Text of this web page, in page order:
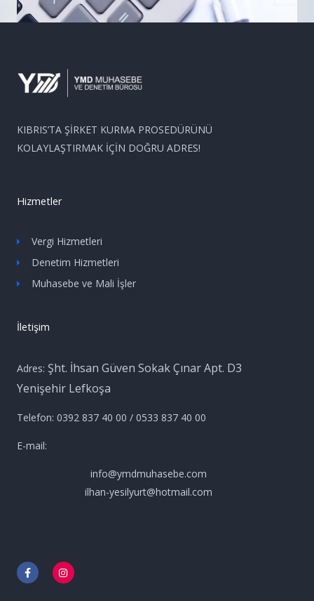
KIBRIS’TA ŞİRKET KURMA PROSEDÜRÜNÜ
KOLAYLAŞTIRMAK İÇİN DOĞRU ADRES!
Hizmetler
Vergi Hizmetleri
Denetim Hizmetleri
Muhasebe ve Mali İşler
İletişim
Adres: Şht. İhsan Güven Sokak Çınar Apt. D3
Yenişehir Lefkoşa
Telefon: 0392 837 40 00 / 0533 837 40 00
E-mail:
info@ymdmuhasebe.com
ilhan-yesilyurt@hotmail.com
F
a
c
I
n
s